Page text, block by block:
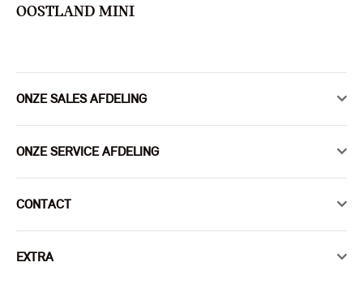
OOSTLAND MINI
ONZE SALES AFDELING
ONZE SERVICE AFDELING
CONTACT
EXTRA